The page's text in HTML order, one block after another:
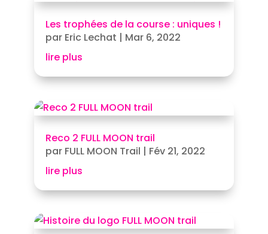
Les trophées de la course : uniques !
par Eric Lechat | Mar 6, 2022
lire plus
Reco 2 FULL MOON trail
par FULL MOON Trail | Fév 21, 2022
lire plus